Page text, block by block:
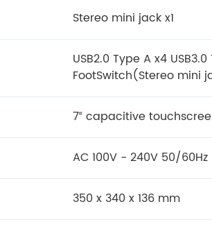
Stereo mini jack x1
USB2.0 Type A x4
FootSwitch(Stereo mini
7“ capacitive
AC 100V - 240V 50/60Hz
350 x 340 x 136 mm